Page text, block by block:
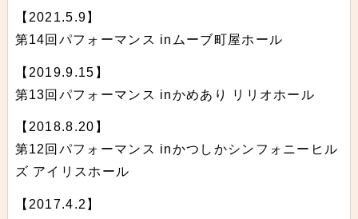
【2021.5.9】
第14回パフォーマンス inムーブ町屋ホール
【2019.9.15】
第13回パフォーマンス inかめあり リリオホール
【2018.8.20】
第12回パフォーマンス inかつしかシンフォニーヒル
ズ アイリスホール
【2017.4.2】